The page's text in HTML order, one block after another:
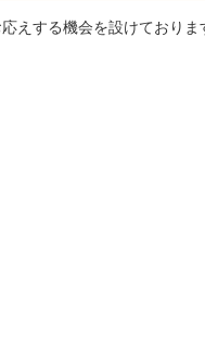
えする機会を設けておりま